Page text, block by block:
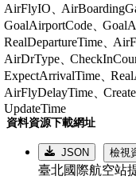
AirFlyIO、
GoalAirportCode、
RealDepartureTime、
AirDrType、
ExpectArrivalTime、
AirFlyDelayTime、
UpdateTime
資料資源下載網址
JSON 檢視
臺北國際航空站